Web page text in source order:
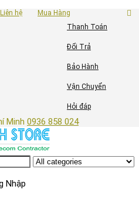
Liên hệ
Mua Hàng
Thanh Toán
Đổi Trả
Bảo Hành
Vận Chuyển
Hỏi đáp
Minh 0936 858 024
Nhập